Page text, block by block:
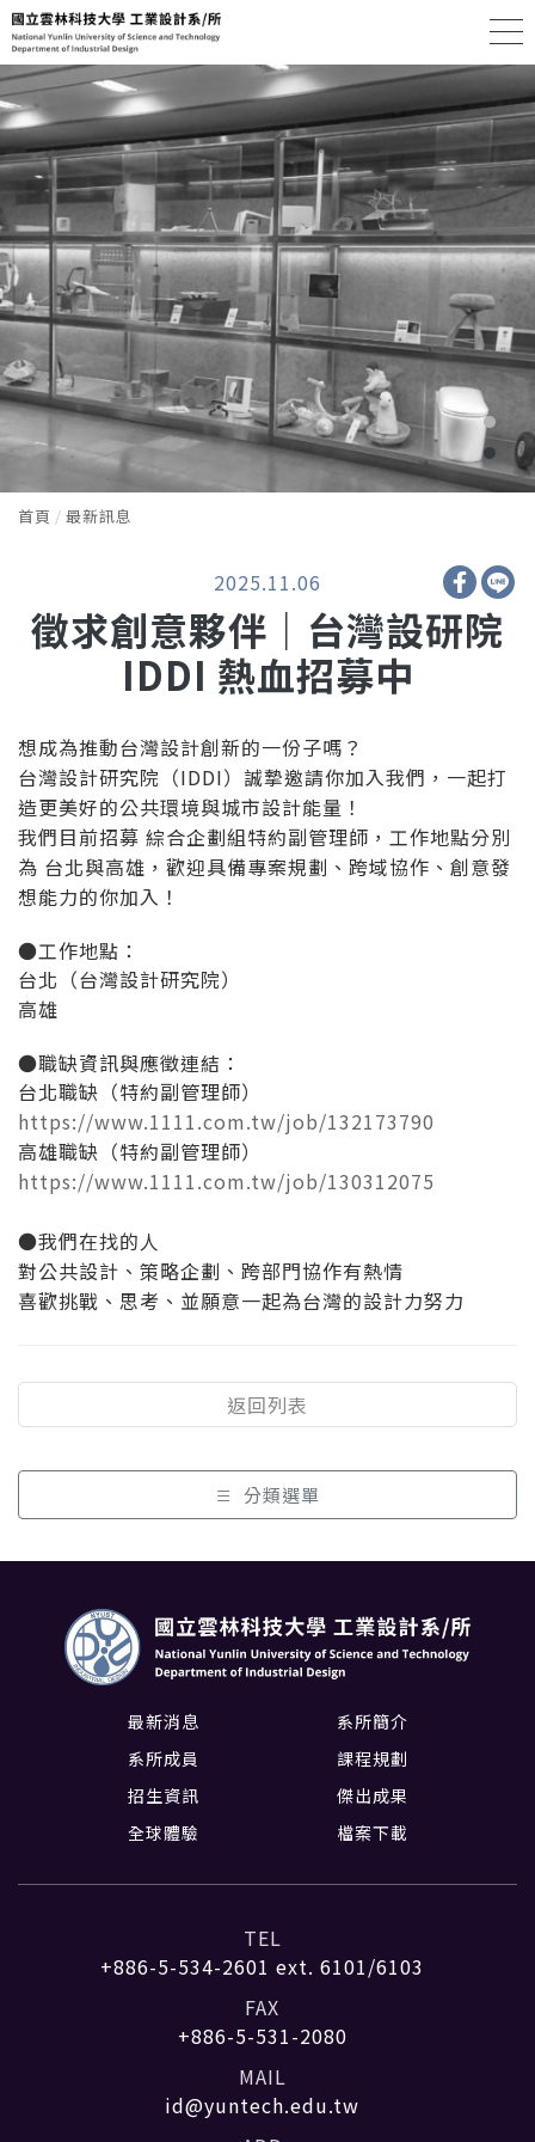
首頁 最新訊息
分類選單
2025.11.06
徵求創意夥伴｜台灣設研院
IDDI 熱血招募中
想成為推動台灣設計創新的一份子嗎？
台灣設計研究院（IDDI）誠摯邀請你加入我們，一起打
造更美好的公共環境與城市設計能量！
我們目前招募 綜合企劃組特約副管理師，工作地點分別
為 台北與高雄，歡迎具備專案規劃、跨域協作、創意發
想能力的你加入！
●工作地點：
台北（台灣設計研究院）
高雄
●職缺資訊與應徵連結：
台北職缺（特約副管理師）
https://www.1111.com.tw/job/132173790
高雄職缺（特約副管理師）
https://www.1111.com.tw/job/130312075
●我們在找的人
對公共設計、策略企劃、跨部門協作有熱情
喜歡挑戰、思考、並願意一起為台灣的設計力努力
返回列表
最新消息
系所簡介
系所成員
課程規劃
招生資訊
傑出成果
全球體驗
檔案下載
TEL
+886-5-534-2601 ext. 6101/6103
FAX
+886-5-531-2080
MAIL
id@yuntech.edu.tw